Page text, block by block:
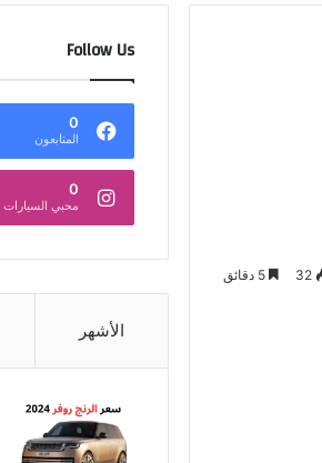
32
Follow Us
0
المتابعون
0
محبي السيارات
الأشهر